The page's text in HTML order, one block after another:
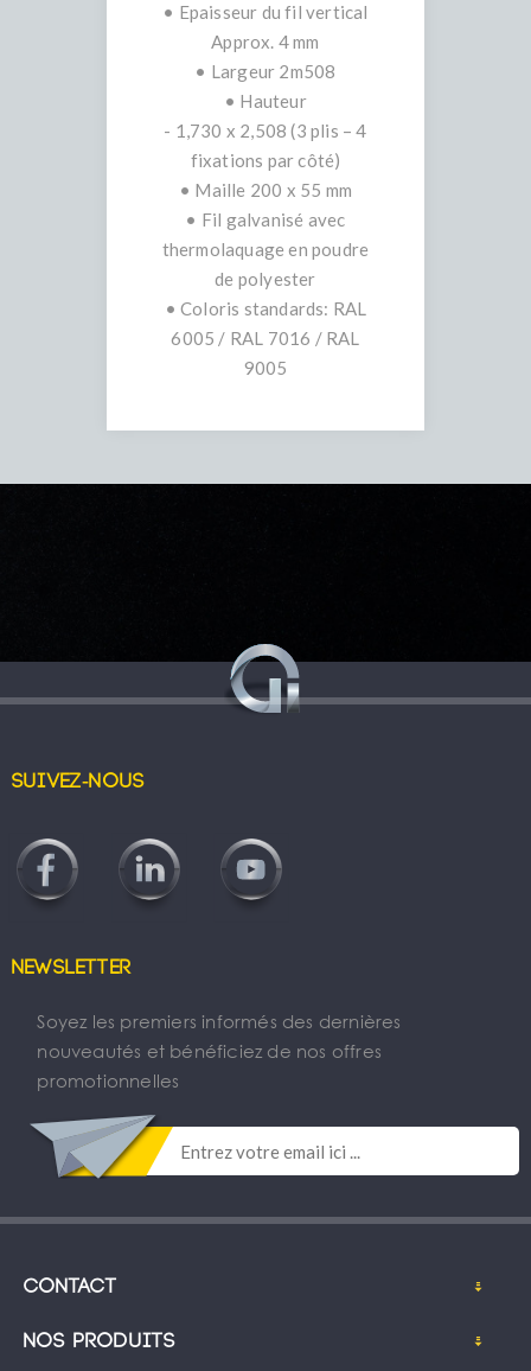
• Epaisseur du fil vertical
Approx. 4 mm
• Largeur 2m508
• Hauteur
- 1,730 x 2,508 (3 plis – 4
fixations par côté)
• Maille 200 x 55 mm
• Fil galvanisé avec
thermolaquage en poudre
de polyester
• Coloris standards: RAL
6005 / RAL 7016 / RAL
9005
Suivez-nous
Newsletter
Soyez les premiers informés des dernières
nouveautés et bénéficiez de nos offres
promotionnelles
Contact
Nos produits